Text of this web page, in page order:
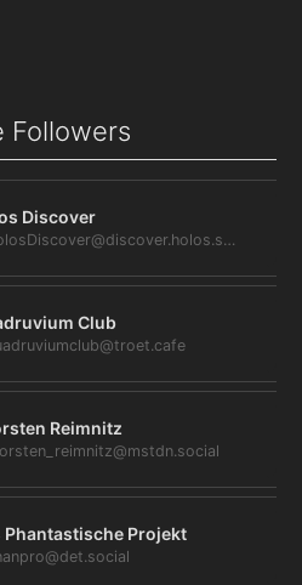
Followers
Discover
@HolosDiscover@discover.holos.social
Club
Reimnitz
Phantastische Projekt